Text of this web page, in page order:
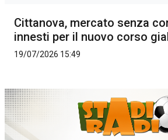
Cittanova, mercato senza
innesti per il nuovo corso
19/07/2026 15:49